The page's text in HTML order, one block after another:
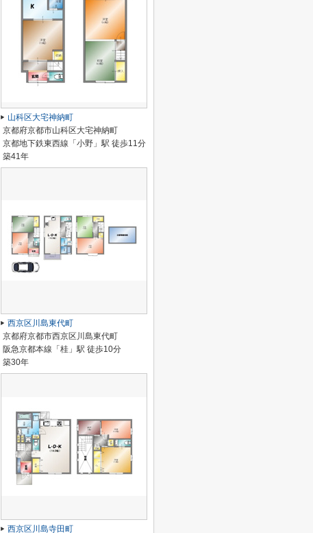
山科区大宅神納町
京都府京都市山科区大宅神納町
京都地下鉄東西線「小野」駅 徒歩11分
築41年
西京区川島東代町
京都府京都市西京区川島東代町
阪急京都本線「桂」駅 徒歩10分
築30年
西京区川島寺田町